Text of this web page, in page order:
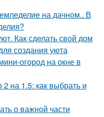
на дачном.. В
Как сделать свой дом
создания уюта
огород на окне в
2 на 1.5: как выбрать и
о важной части